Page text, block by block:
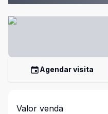
Agendar visita
Valor venda